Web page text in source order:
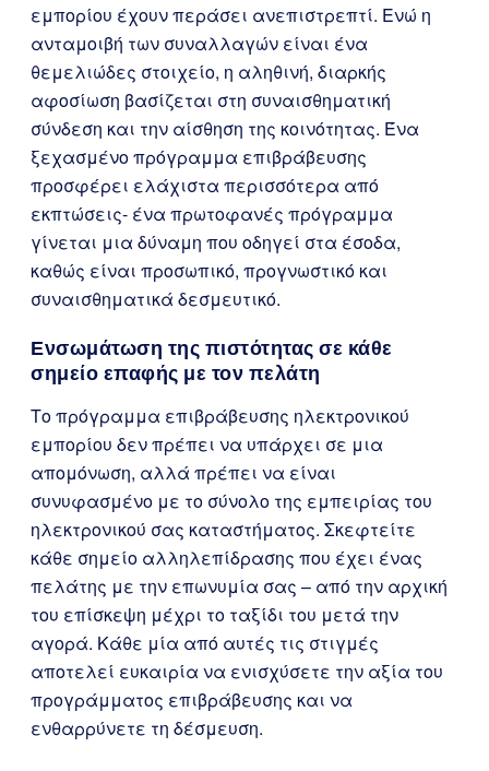
εμπορίου έχουν περάσει ανεπιστρεπτί. Ενώ η
ανταμοιβή των συναλλαγών είναι ένα
θεμελιώδες στοιχείο, η αληθινή, διαρκής
αφοσίωση βασίζεται στη συναισθηματική
σύνδεση και την αίσθηση της κοινότητας. Ένα
ξεχασμένο πρόγραμμα επιβράβευσης
προσφέρει ελάχιστα περισσότερα από
εκπτώσεις- ένα πρωτοφανές πρόγραμμα
γίνεται μια δύναμη που οδηγεί στα έσοδα,
καθώς είναι προσωπικό, προγνωστικό και
συναισθηματικά δεσμευτικό.
Ενσωμάτωση της πιστότητας σε κάθε
σημείο επαφής με τον πελάτη
Το πρόγραμμα επιβράβευσης ηλεκτρονικού
εμπορίου δεν πρέπει να υπάρχει σε μια
απομόνωση, αλλά πρέπει να είναι
συνυφασμένο με το σύνολο της εμπειρίας του
ηλεκτρονικού σας καταστήματος. Σκεφτείτε
κάθε σημείο αλληλεπίδρασης που έχει ένας
πελάτης με την επωνυμία σας – από την αρχική
του επίσκεψη μέχρι το ταξίδι του μετά την
αγορά. Κάθε μία από αυτές τις στιγμές
αποτελεί ευκαιρία να ενισχύσετε την αξία του
προγράμματος επιβράβευσης και να
ενθαρρύνετε τη δέσμευση.